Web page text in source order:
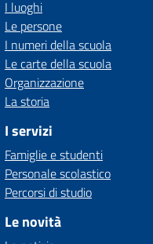
I luoghi
Le persone
I numeri della scuola
Le carte della scuola
Organizzazione
La storia
I servizi
Famiglie e studenti
Personale scolastico
Percorsi di studio
Le novità